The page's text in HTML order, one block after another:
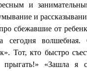
и
и
сбежавшие от
волшебная.
Тот, кто быстро
прыгать!» «Зашла я